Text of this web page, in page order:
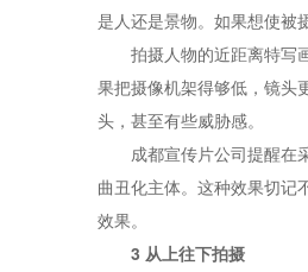
是人还是景物。如果想使被
拍摄人物的近距离特写画
果把摄像机架得够低，镜头
头，甚至有些威胁感。
成都宣传片公司提醒在采
曲丑化主体。这种效果切记
效果。
3 从上往下拍摄